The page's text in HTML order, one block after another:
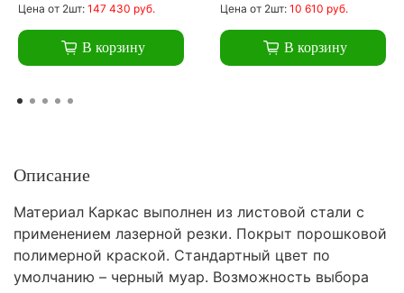
Цена от 2шт: 147 430 руб.
В корзину
Цена от 2шт: 10 610 руб.
В корзину
Описание
Материал Каркас выполнен из листовой стали с
применением лазерной резки. Покрыт порошковой
полимерной краской. Стандартный цвет по
умолчанию – черный муар. Возможность выбора